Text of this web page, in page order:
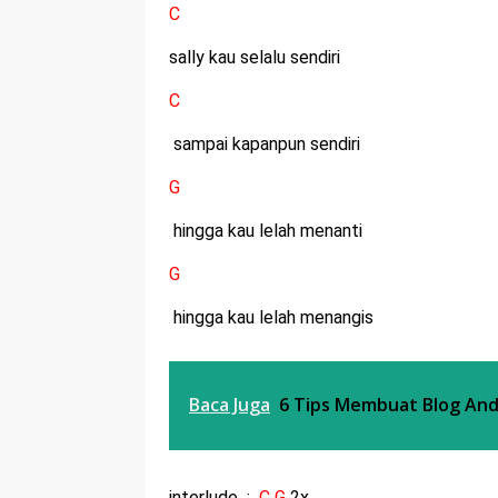
C
sally kau selalu sendiri
C
sampai kapanpun sendiri
G
hingga kau lelah menanti
G
hingga kau lelah menangis
Baca Juga 6 Tips Membuat Blog